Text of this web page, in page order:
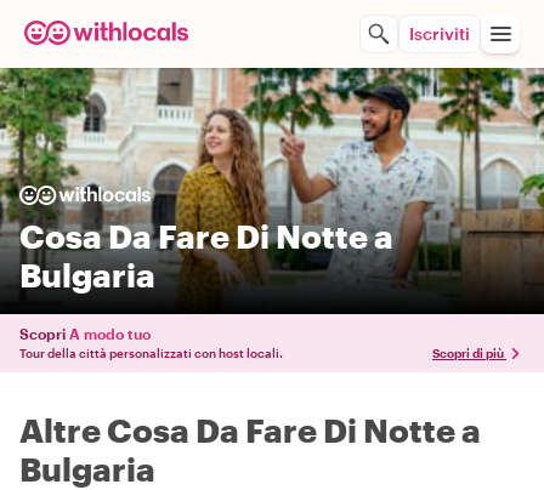
Iscriviti
Cosa Da Fare Di Notte a
Bulgaria
Scopri A modo tuo
Tour della città personalizzati con host locali. Scopri di più
Altre Cosa Da Fare Di Notte a
Bulgaria